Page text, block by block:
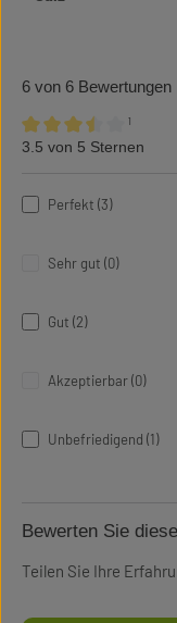
6 von 6 Bewertungen
Durchschnittliche
¹
3.5 von 5 Sternen
Perfekt (3)
Sehr gut (0)
Gut (2)
Akzeptierbar (0)
Unbefriedigend (1)
Bewerten Sie
Teilen Sie Ihre